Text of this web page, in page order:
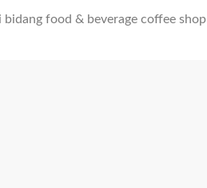
bidang food & beverage coffee shop